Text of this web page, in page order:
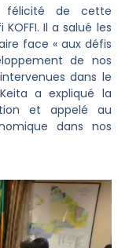
félicité de cette
Il a salué les
face « aux défis
de nos
dans le
a expliqué la
et appelé au
dans nos